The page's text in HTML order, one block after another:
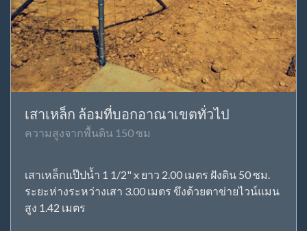
เสาเหล็ก ล้อมที่บอกอาณาเขตทั่วไป
ความสูงจากพื้นดิน 150 ซม
เสาเหล็กแป๊ปน้ำ 1 1/2" x ยาว 2.00 เมตร ฝังดิน 50 ซม.
ระยะห่างระหว่างเสา 3.00 เมตร ขึงด้วยตาข่ายไวน์แมน
สูง 1.42 เมตร